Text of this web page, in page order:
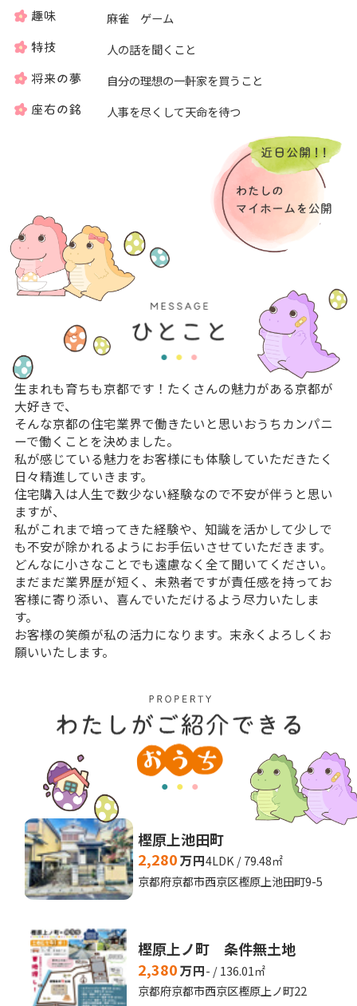
麻雀 ゲーム
人の話を聞くこと
自分の理想の一軒家を買うこと
人事を尽くして天命を待つ
生まれも育ちも京都です！たくさんの魅力がある京都が
大好きで、
そんな京都の住宅業界で働きたいと思いおうちカンパニ
ーで働くことを決めました。
私が感じている魅力をお客様にも体験していただきたく
日々精進していきます。
住宅購入は人生で数少ない経験なので不安が伴うと思い
ますが、
私がこれまで培ってきた経験や、知識を活かして少しで
も不安が除かれるようにお手伝いさせていただきます。
どんなに小さなことでも遠慮なく全て聞いてください。
まだまだ業界歴が短く、未熟者ですが責任感を持ってお
客様に寄り添い、喜んでいただけるよう尽力いたしま
す。
お客様の笑顔が私の活力になります。末永くよろしくお
願いいたします。
樫原上池田町
2,280万円4LDK / 79.48㎡
京都府京都市西京区樫原上池田町9-5
樫原上ノ町 条件無土地
2,380万円- / 136.01㎡
京都府京都市西京区樫原上ノ町22